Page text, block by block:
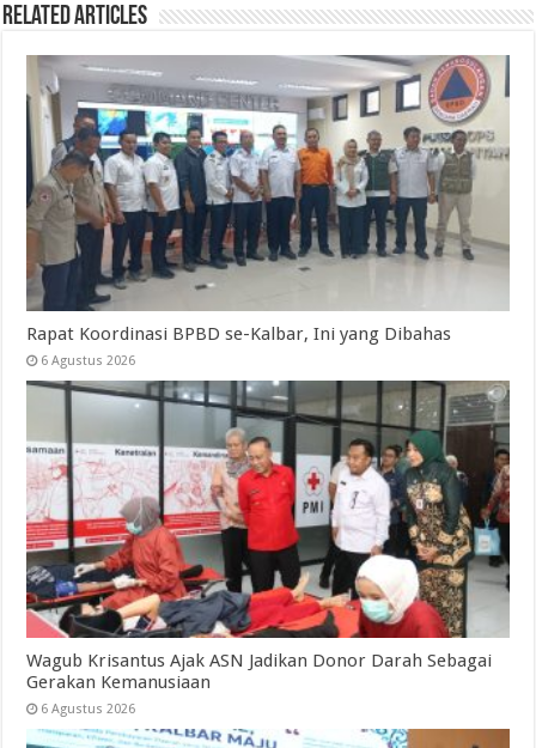
Related Articles
Rapat Koordinasi BPBD se-Kalbar, Ini yang Dibahas
6 Agustus 2026
Wagub Krisantus Ajak ASN Jadikan Donor Darah Sebagai
Gerakan Kemanusiaan
6 Agustus 2026